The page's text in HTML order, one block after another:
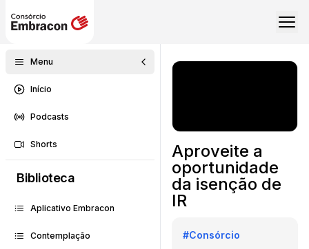
Menu
Início
Podcasts
Shorts
Biblioteca
Aplicativo Embracon
Contemplação
Aproveite a
oportunidade
da isenção de
IR
#Consórcio